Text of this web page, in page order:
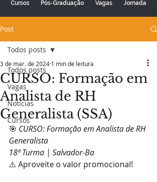
Cursos Pós-Graduação Vagas Jornada
Post
Todos posts
Vagas
Notícias
Cursos
Todos posts
CURSO: Formação em
Analista de RH
Generalista (SSA)
3 de mar. de 2024 1 min de leitura
🎯 CURSO: Formação em Analista de RH
Generalista
18ª Turma | Salvador-Ba
⚠️ Aproveite o valor promocional!